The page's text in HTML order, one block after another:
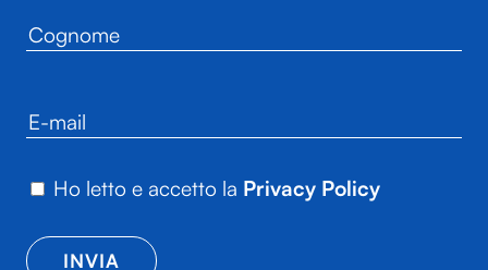
Ho letto e accetto la Privacy Policy